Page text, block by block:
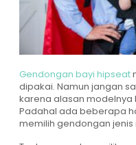
Gendongan bayi hipseat
dipakai. Namun jangan
karena alasan modelnya
Padahal ada beberapa
memilih gendongan jenis